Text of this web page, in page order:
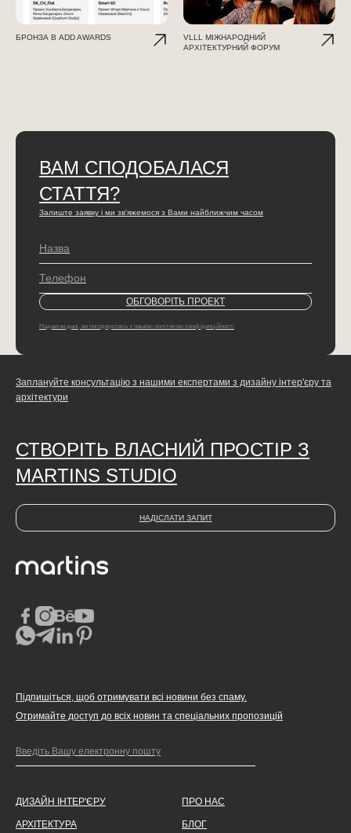
БРОНЗА В ADD AWARDS
VLLL МІЖНАРОДНИЙ
АРХІТЕКТУРНИЙ ФОРУМ
ВАМ СПОДОБАЛАСЯ
СТАТТЯ?
Залиште заявку і ми зв'яжемося з Вами найближчим часом
Надаючи дані, ви погоджуєтесь з нашою політикою конфіденційності
Заплануйте консультацію з нашими експертами з дизайну інтер'єру та
архітектури
СТВОРІТЬ ВЛАСНИЙ ПРОСТІР З
MARTINS STUDIO
НАДІСЛАТИ ЗАПИТ
Підпишіться, щоб отримувати всі новини без спаму.
Отримайте доступ до всіх новин та спеціальних пропозицій
ДИЗАЙН ІНТЕР'ЄРУ
АРХІТЕКТУРА
ПРО НАС
БЛОГ